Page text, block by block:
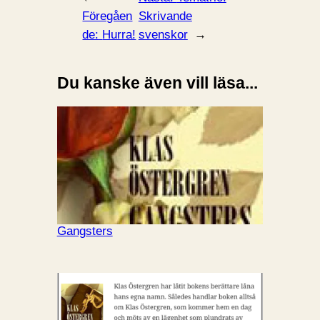
Föregåen
de: Hurra!
Skrivande
svenskor
→
Du kanske även vill läsa...
Gangsters